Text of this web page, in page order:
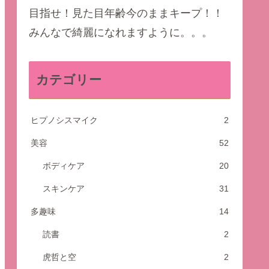
目指せ！見た目年齢今のままキープ！！
みんなで綺麗になれますように。。。
カテゴリー
ヒプノシスマイク 2
美容 52
ボディケア 20
スキンケア 31
多趣味 14
読書 2
虎哲と空 2